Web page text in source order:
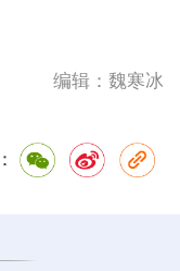
编辑：魏寒冰